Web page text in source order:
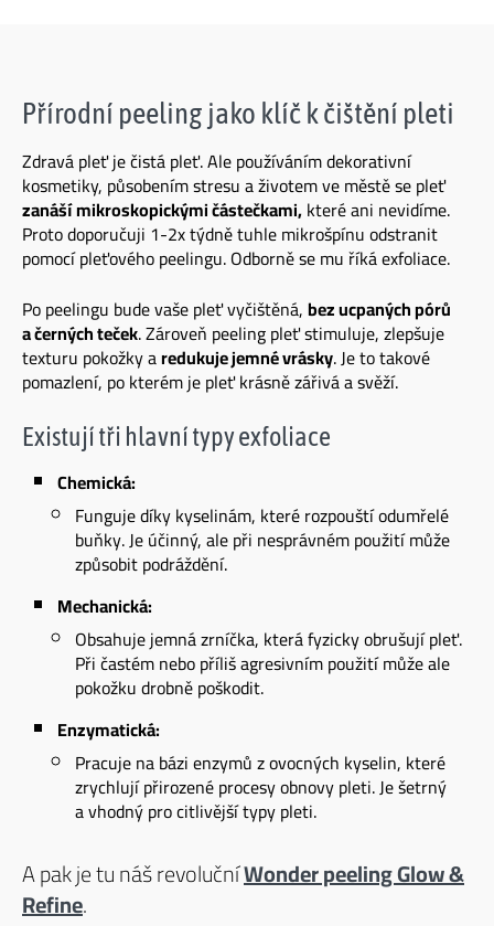
Přírodní peeling jako klíč k čištění pleti
Zdravá pleť je čistá pleť. Ale používáním dekorativní
kosmetiky, působením stresu a životem ve městě se pleť
zanáší mikroskopickými částečkami,které ani nevidíme.
Proto doporučuji 1-2x týdně tuhle mikrošpínu odstranit
pomocí pleťového peelingu. Odborně se mu říká exfoliace.
Po peelingu bude vaše pleť vyčištěná,bez ucpaných pórů
a černých teček. Zároveň peeling pleť stimuluje, zlepšuje
texturu pokožky aredukuje jemné vrásky. Je to takové
pomazlení, po kterém je pleť krásně zářivá a svěží.
Existují tři hlavní typy exfoliace
Chemická:
Funguje díky kyselinám, které rozpouští odumřelé
buňky. Je účinný, ale při nesprávném použití může
způsobit podráždění.
Mechanická:
Obsahuje jemná zrníčka, která fyzicky obrušují pleť.
Při častém nebo příliš agresivním použití může ale
pokožku drobně poškodit.
Enzymatická:
Pracuje na bázi enzymů z ovocných kyselin, které
zrychlují přirozené procesy obnovy pleti. Je šetrný
a vhodný pro citlivější typy pleti.
A pak je tu náš revolučníWonder peeling Glow &
Refine.